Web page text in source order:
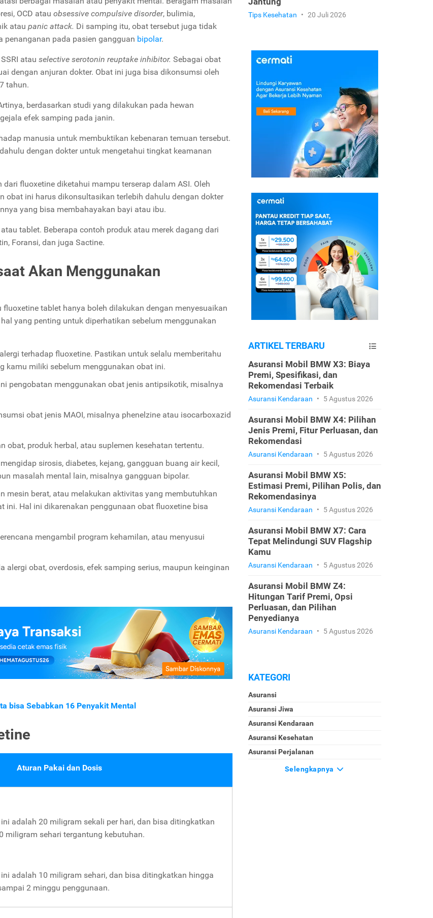
OCD atau obsessive compulsive disorder, bulimia,
atau panic attack. Di samping itu, obat tersebut juga tidak
penanganan pada pasien gangguan bipolar.
atau selective serotonin reuptake inhibitor. Sebagai obat
dengan anjuran dokter. Obat ini juga bisa dikonsumsi oleh
tahun.
berdasarkan studi yang dilakukan pada hewan
efek samping pada janin.
manusia untuk membuktikan kebenaran temuan tersebut.
dengan dokter untuk mengetahui tingkat keamanan
fluoxetine diketahui mampu terserap dalam ASI. Oleh
obat ini harus dikonsultasikan terlebih dahulu dengan dokter
yang bisa membahayakan bayi atau ibu.
tablet. Beberapa contoh produk atau merek dagang dari
Foransi, dan juga Sactine.
Akan Menggunakan
tablet hanya boleh dilakukan dengan menyesuaikan
yang penting untuk diperhatikan sebelum menggunakan
terhadap fluoxetine. Pastikan untuk selalu memberitahu
kamu miliki sebelum menggunakan obat ini.
pengobatan menggunakan obat jenis antipsikotik, misalnya
obat jenis MAOI, misalnya phenelzine atau isocarboxazid
produk herbal, atau suplemen kesehatan tertentu.
sirosis, diabetes, kejang, gangguan buang air kecil,
masalah mental lain, misalnya gangguan bipolar.
mesin berat, atau melakukan aktivitas yang membutuhkan
Hal ini dikarenakan penggunaan obat fluoxetine bisa
mengambil program kehamilan, atau menyusui
alergi obat, overdosis, efek samping serius, maupun keinginan
bisa Sebabkan 16 Penyakit Mental
Aturan Pakai dan Dosis
adalah 20 miligram sekali per hari, dan bisa ditingkatkan
miligram sehari tergantung kebutuhan.
adalah 10 miligram sehari, dan bisa ditingkatkan hingga
2 minggu penggunaan.
Tips Kesehatan • 20 Juli 2026
ARTIKEL TERBARU
Asuransi Mobil BMW X3: Biaya
Premi, Spesifikasi, dan
Rekomendasi Terbaik
Asuransi Kendaraan • 5 Agustus 2026
Asuransi Mobil BMW X4: Pilihan
Jenis Premi, Fitur Perluasan, dan
Rekomendasi
Asuransi Kendaraan • 5 Agustus 2026
Asuransi Mobil BMW X5:
Estimasi Premi, Pilihan Polis, dan
Rekomendasinya
Asuransi Kendaraan • 5 Agustus 2026
Asuransi Mobil BMW X7: Cara
Tepat Melindungi SUV Flagship
Kamu
Asuransi Kendaraan • 5 Agustus 2026
Asuransi Mobil BMW Z4:
Hitungan Tarif Premi, Opsi
Perluasan, dan Pilihan
Penyedianya
Asuransi Kendaraan • 5 Agustus 2026
KATEGORI
Asuransi
Asuransi Jiwa
Asuransi Kendaraan
Asuransi Kesehatan
Asuransi Perjalanan
Selengkapnya